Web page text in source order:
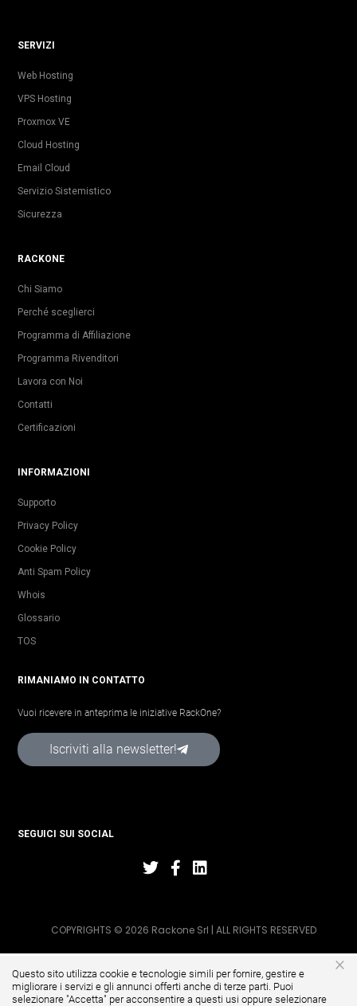
SERVIZI
Web Hosting
VPS Hosting
Proxmox VE
Cloud Hosting
Email Cloud
Servizio Sistemistico
Sicurezza
RACKONE
Chi Siamo
Perché sceglierci
Programma di Affiliazione
Programma Rivenditori
Lavora con Noi
Contatti
Certificazioni
INFORMAZIONI
Supporto
Privacy Policy
Cookie Policy
Anti Spam Policy
Whois
Glossario
TOS
RIMANIAMO IN CONTATTO
Vuoi ricevere in anteprima le iniziative RackOne?
Iscriviti alla newsletter!
SEGUICI SUI SOCIAL
COPYRIGHTS © 2026 Rackone Srl | ALL RIGHTS RESERVED
×
Questo sito utilizza cookie e tecnologie simili per fornire, gestire e
migliorare i servizi e gli annunci offerti anche di terze parti. Puoi
selezionare "Accetta" per acconsentire a questi usi oppure selezionare